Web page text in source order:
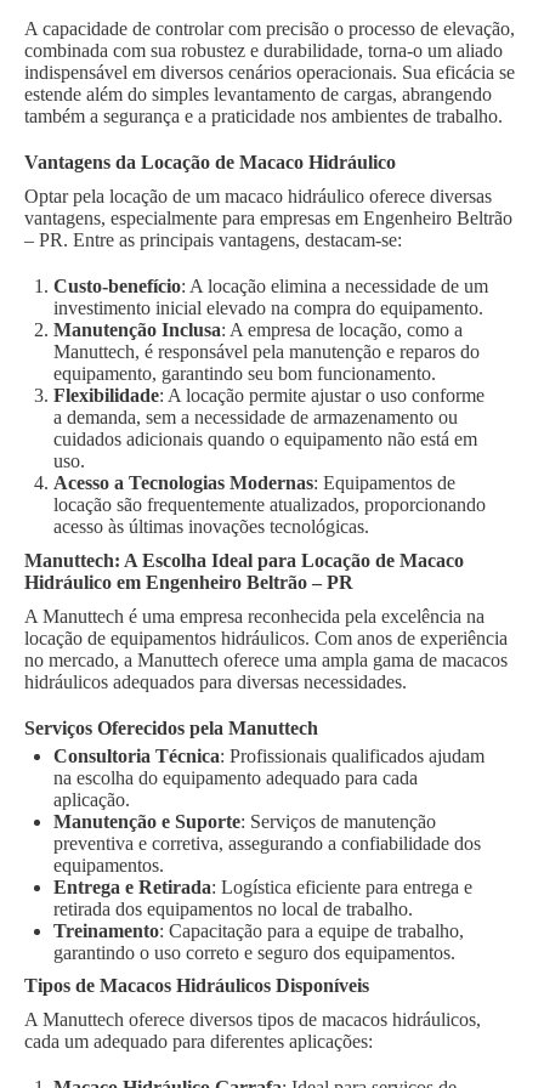
A capacidade de controlar com precisão o processo de elevação,
combinada com sua robustez e durabilidade, torna-o um aliado
indispensável em diversos cenários operacionais. Sua eficácia se
estende além do simples levantamento de cargas, abrangendo
também a segurança e a praticidade nos ambientes de trabalho.
Vantagens da Locação de Macaco Hidráulico
Optar pela locação de um macaco hidráulico oferece diversas
vantagens, especialmente para empresas em Engenheiro Beltrão
– PR. Entre as principais vantagens, destacam-se:
Custo-benefício: A locação elimina a necessidade de um
investimento inicial elevado na compra do equipamento.
Manutenção Inclusa: A empresa de locação, como a
Manuttech, é responsável pela manutenção e reparos do
equipamento, garantindo seu bom funcionamento.
Flexibilidade: A locação permite ajustar o uso conforme
a demanda, sem a necessidade de armazenamento ou
cuidados adicionais quando o equipamento não está em
uso.
Acesso a Tecnologias Modernas: Equipamentos de
locação são frequentemente atualizados, proporcionando
acesso às últimas inovações tecnológicas.
Manuttech: A Escolha Ideal para Locação de Macaco
Hidráulico em Engenheiro Beltrão – PR
A Manuttech é uma empresa reconhecida pela excelência na
locação de equipamentos hidráulicos. Com anos de experiência
no mercado, a Manuttech oferece uma ampla gama de macacos
hidráulicos adequados para diversas necessidades.
Serviços Oferecidos pela Manuttech
Consultoria Técnica: Profissionais qualificados ajudam
na escolha do equipamento adequado para cada
aplicação.
Manutenção e Suporte: Serviços de manutenção
preventiva e corretiva, assegurando a confiabilidade dos
equipamentos.
Entrega e Retirada: Logística eficiente para entrega e
retirada dos equipamentos no local de trabalho.
Treinamento: Capacitação para a equipe de trabalho,
garantindo o uso correto e seguro dos equipamentos.
Tipos de Macacos Hidráulicos Disponíveis
A Manuttech oferece diversos tipos de macacos hidráulicos,
cada um adequado para diferentes aplicações: